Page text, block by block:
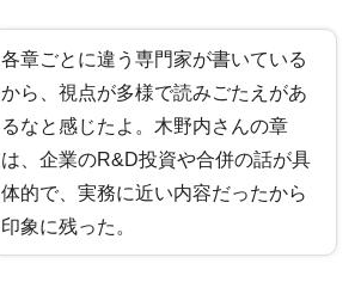
各章ごとに違う専門家が書いている
から、視点が多様で読みごたえがあ
るなと感じたよ。木野内さんの章
は、企業のR&D投資や合併の話が具
体的で、実務に近い内容だったから
印象に残った。